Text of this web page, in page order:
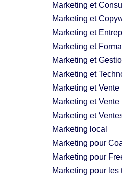
Marketing et
Marketing et
Marketing et
Marketing et
Marketing et
Marketing et
Marketing et Vente
Marketing et
Marketing et
Marketing local
Marketing pour
Marketing pour
Marketing pour les